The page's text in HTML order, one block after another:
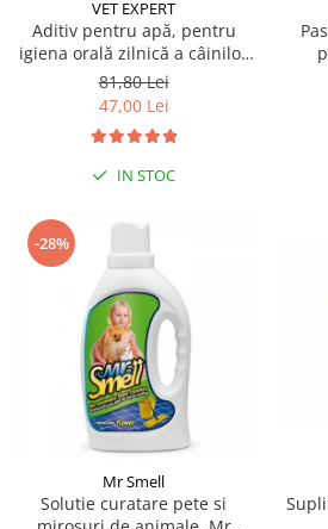
Sampoane si Balsamuri
Servetele Umede
Covorase absorbante
Curatare Ochi
Igiena Catel
Solutii Atractante si repelente
Custi transport - Pisici
Jucarii Pisici
Lese, Hamuri si Zgarzi
Paturi, perne si cosuri pentru pisici
Recompense Delicioase
VET EXPERT
Aditiv pentru apă, pentru
igiena orală zilnică a câinilor
și pisicilor Caryodent Proliqua
Vet Expert, 250ml
81,80 Lei
47,00 Lei
IN STOC
-28%
Mr Smell
Solutie curatare pete si